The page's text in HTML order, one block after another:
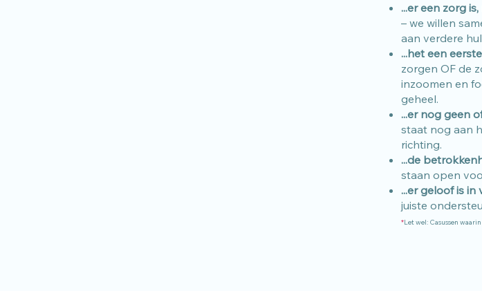
...er een zorg
– we willen
aan verdere
...het een
zorgen OF de
inzoomen en
geheel.
...er nog geen
staat nog aan
richting.
...de
staan open
...er geloof is in
juiste
*Let wel: Casussen